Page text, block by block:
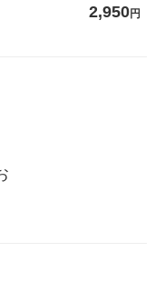
）ラベルレス
し 精白米 5kg
2,950円